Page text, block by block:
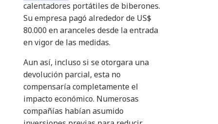
calentadores portátiles de biberones.
Su empresa pagó alrededor de US$
80.000 en aranceles desde la entrada
en vigor de las medidas.
Aun así, incluso si se otorgara una
devolución parcial, esta no
compensaría completamente el
impacto económico. Numerosas
compañías habían asumido